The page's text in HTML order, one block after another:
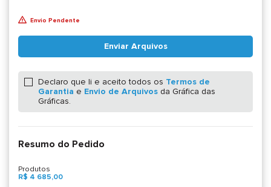
Envio Pendente
Enviar Arquivos
Declaro que li e aceito todos os Termos de
Garantia e Envio de Arquivos da Gráfica das
Gráficas.
Resumo do Pedido
Produtos
R$ 4 685,00